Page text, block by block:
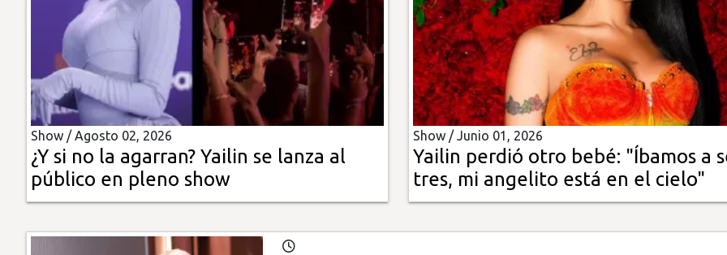
Mundo
Insólitas
Multimedia
Impreso
Show /Agosto 02, 2026
¿Y si no la agarran? Yailin se lanza al
público en pleno show
Show /Junio 01, 2026
Yailin perdió otro bebé: "Íbamos a
tres, mi angelito está en el cielo"